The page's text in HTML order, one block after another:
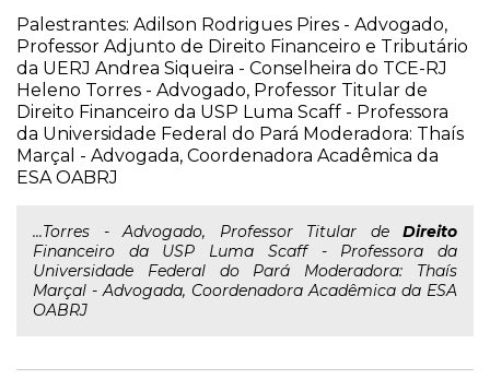
Palestrantes: Adilson Rodrigues Pires - Advogado,
Professor Adjunto de Direito Financeiro e Tributário
da UERJ Andrea Siqueira - Conselheira do TCE-RJ
Heleno Torres - Advogado, Professor Titular de
Direito Financeiro da USP Luma Scaff - Professora
da Universidade Federal do Pará Moderadora: Thaís
Marçal - Advogada, Coordenadora Acadêmica da
ESA OABRJ
...Torres - Advogado, Professor Titular de Direito
Financeiro da USP Luma Scaff - Professora da
Universidade Federal do Pará Moderadora: Thaís
Marçal - Advogada, Coordenadora Acadêmica da ESA
OABRJ